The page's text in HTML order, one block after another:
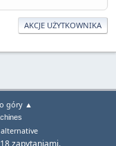
AKCJE UŻYTKOWNIKA
góry ▲